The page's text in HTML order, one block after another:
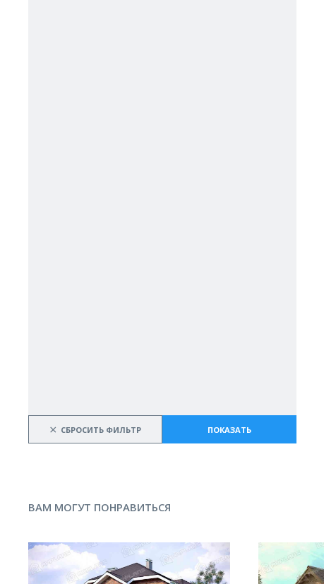
× СБРОСИТЬ ФИЛЬТР ПОКАЗАТЬ
ВАМ МОГУТ ПОНРАВИТЬСЯ